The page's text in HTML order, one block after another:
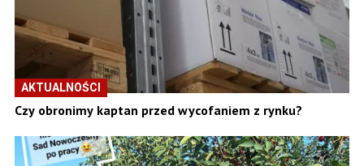
AKTUALNOŚCI
Czy obronimy kaptan przed wycofaniem z rynku?